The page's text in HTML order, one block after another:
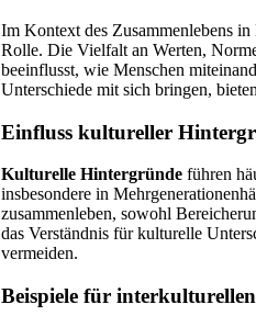
Im Kontext des Zusammenlebens
Rolle. Die Vielfalt an Werten,
beeinflusst, wie Menschen
Unterschiede mit sich bringen,
Einfluss kultureller
Kulturelle Hintergründe führen
insbesondere in
zusammenleben, sowohl
das Verständnis für kulturelle
vermeiden.
Beispiele für